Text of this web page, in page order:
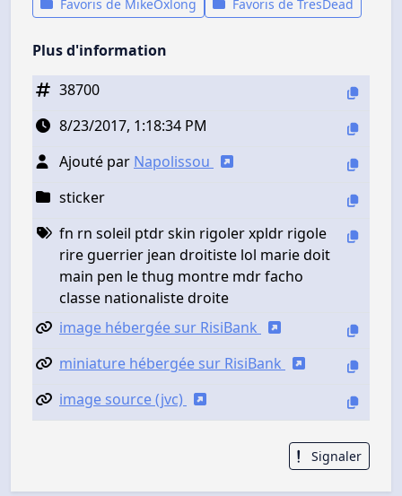
Favoris de MikeOxlong Favoris de TresDead
Plus d'information
38700
8/23/2017, 1:18:34 PM
Ajouté par Napolissou
sticker
fn rn soleil ptdr skin rigoler xpldr rigole
rire guerrier jean droitiste lol marie doit
main pen le thug montre mdr facho
classe nationaliste droite
image hébergée sur RisiBank
miniature hébergée sur RisiBank
image source (jvc)
Signaler